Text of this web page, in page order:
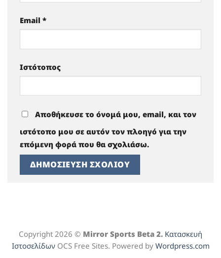
Email *
Ιστότοπος
Αποθήκευσε το όνομά μου, email, και τον
ιστότοπο μου σε αυτόν τον πλοηγό για την
επόμενη φορά που θα σχολιάσω.
Copyright 2026 © Mirror Sports Beta 2. Κατασκευή
ΙστοσελίδωνOCS Free Sites. Powered by Wordpress.com